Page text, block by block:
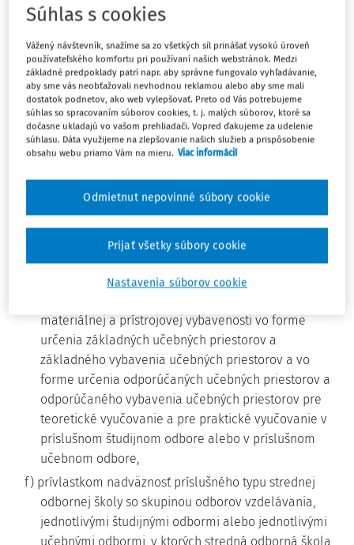
člení sa na teoretické vyučovanie a praktické
b) sústavou odborov vzdelávania skupiny odborov
vzdelávania,
c) skupinou odborov vzdelávania skupina študijných
odborov a skupina učebných odborov,
d) skupinou študijných odborov alebo skupinou
učebných odborov skupina zahŕňajúca príbuzné
študijné odbory alebo príbuzné učebné odbory;
súčasťou skupiny študijných odborov alebo skupiny
učebných odborov sú aj študijné odbory alebo
učebné odbory experimentálne overované podľa
osobitného predpisu,
e) normatívom materiálno-technického a priestorového
materiálnej a prístrojovej vybavenosti vo forme
určenia základných učebných priestorov a
základného vybavenia učebných priestorov a vo
forme určenia odporúčaných učebných priestorov a
odporúčaného vybavenia učebných priestorov pre
teoretické vyučovanie a pre praktické vyučovanie v
príslušnom študijnom odbore alebo v príslušnom
učebnom odbore,
f) prívlastkom nadväznosť príslušného typu strednej
odbornej školy so skupinou odborov vzdelávania,
jednotlivými študijnými odbormi alebo jednotlivými
učebnými odbormi, v ktorých stredná odborná škola
Súhlas s cookies
Vážený návštevník, snažíme sa zo všetkých síl prinášať vysokú úroveň
používateľského komfortu pri používaní našich webstránok. Medzi
základné predpoklady patrí napr. aby správne fungovalo vyhľadávanie,
aby sme vás neobťažovali nevhodnou reklamou alebo aby sme mali
dostatok podnetov, ako web vylepšovať. Preto od Vás potrebujeme
súhlas so spracovaním súborov cookies, t. j. malých súborov, ktoré sa
dočasne ukladajú vo vašom prehliadači. Vopred ďakujeme za udelenie
súhlasu. Dáta využijeme na zlepšovanie našich služieb a prispôsobenie
obsahu webu priamo Vám na mieru. Viac informácií
Nastavenia súborov cookie
Odmietnut nepovinné súbory cookie
Prijať všetky súbory cookie